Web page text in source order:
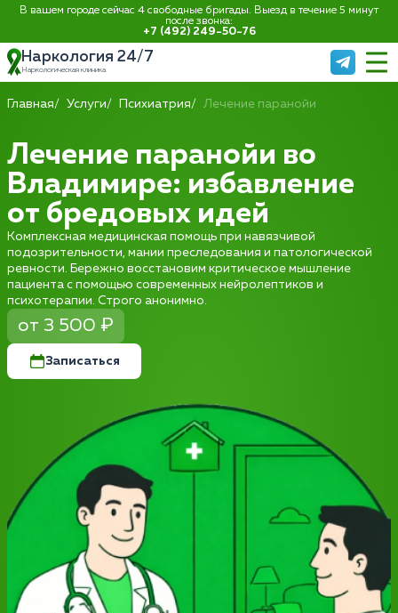
В вашем городе сейчас 4 свободные бригады. Выезд в течение 5 минут
после звонка:
+7 (492) 249-50-76
Наркология 24/7
Наркологическая клиника
Главная Услуги Психиатрия Лечение паранойи
Лечение паранойи во
Владимире: избавление
от бредовых идей
Комплексная медицинская помощь при навязчивой
подозрительности, мании преследования и патологической
ревности. Бережно восстановим критическое мышление
пациента с помощью современных нейролептиков и
психотерапии. Строго анонимно.
от 3 500 ₽
Записаться